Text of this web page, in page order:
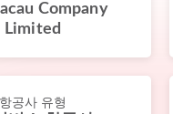
Company
Limited
항공사 유형